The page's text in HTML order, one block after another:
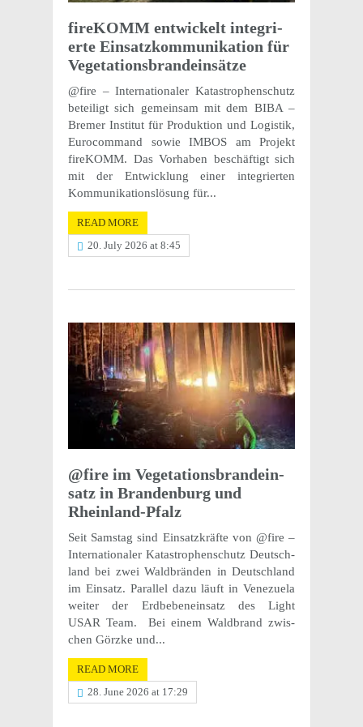
fireKOMM entwick­elt inte­gri­
erte Einsatzkom­mu­nika­tion für
Vegetationsbrandeinsätze
@fire – Inter­na­tionaler Katas­tro­phen­schutz
beteiligt sich gemein­sam mit dem BIBA –
Bremer Insti­tut für Produk­tion und Logis­tik,
Euro­com­mand sowie IMBOS am Projekt
fireKOMM. Das Vorhaben beschäftigt sich
mit der Entwick­lung einer inte­gri­erten
Kommu­nika­tion­slö­sung für...
READ MORE
20. July 2026 at 8:45
@fire im Vege­ta­tions­bran­dein­
satz in Bran­den­burg und
Rheinland-Pfalz
Seit Samstag sind Einsatzkräfte von @fire –
Inter­na­tionaler Katas­tro­phen­schutz Deutsch­
land bei zwei Wald­brän­den in Deutsch­land
im Einsatz. Paral­lel dazu läuft in Venezuela
weiter der Erdbebenein­satz des Light
USAR Team. Bei einem Wald­brand zwis­
chen Görzke und...
READ MORE
28. June 2026 at 17:29